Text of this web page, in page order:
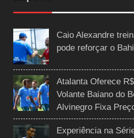
Caio Alexandre
pode reforçar o
Atalanta Oferece
Volante Baiano do
Alvinegro Fixa
Experiência na